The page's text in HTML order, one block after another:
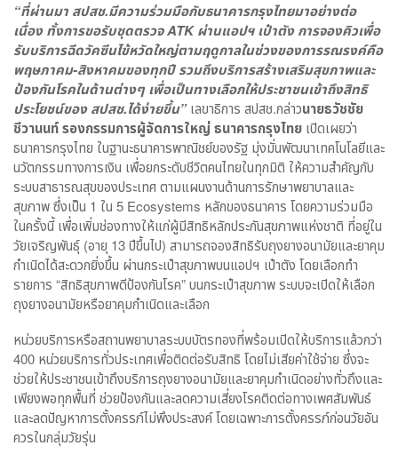
“ที่ผ่านมา สปสช.มีความร่วมมือกับธนาคารกรุงไทยมาอย่างต่อ
เนื่อง ทั้งการขอรับชุดตรวจ ATK ผ่านแอปฯ เป๋าตัง การจองคิวเพื่อ
รับบริการฉีดวัคซีนไข้หวัดใหญ่ตามฤดูกาลในช่วงของการรณรงค์คือ
พฤษภาคม-สิงหาคมของทุกปี รวมถึงบริการสร้างเสริมสุขภาพและ
ป้องกันโรคในด้านต่างๆ เพื่อเป็นทางเลือกให้ประชาชนเข้าถึงสิทธิ
ประโยชน์ของ สปสช.ได้ง่ายขึ้น”เลขาธิการ สปสช.กล่าวนายธวัชชัย
ชีวานนท์ รองกรรมการผู้จัดการใหญ่ ธนาคารกรุงไทย เปิดเผยว่า
ธนาคารกรุงไทย ในฐานะธนาคารพาณิชย์ของรัฐ มุ่งมั่นพัฒนาเทคโนโลยีและ
นวัตกรรมทางการเงิน เพื่อยกระดับชีวิตคนไทยในทุกมิติ ให้ความสำคัญกับ
ระบบสาธารณสุขของประเทศ ตามแผนงานด้านการรักษาพยาบาลและ
สุขภาพ ซึ่งเป็น 1 ใน 5 Ecosystems หลักของธนาคาร โดยความร่วมมือ
ในครั้งนี้ เพื่อเพิ่มช่องทางให้แก่ผู้มีสิทธิหลักประกันสุขภาพแห่งชาติ ที่อยู่ใน
วัยเจริญพันธุ์ (อายุ 13 ปีขึ้นไป) สามารถจองสิทธิรับถุงยางอนามัยและยาคุม
กำเนิดได้สะดวกยิ่งขึ้น ผ่านกระเป๋าสุขภาพบนแอปฯ เป๋าตัง โดยเลือกทำ
รายการ “สิทธิสุขภาพดีป้องกันโรค” บนกระเป๋าสุขภาพ ระบบจะเปิดให้เลือก
ถุงยางอนามัยหรือยาคุมกำเนิดและเลือก
หน่วยบริการหรือสถานพยาบาลระบบบัตรทองที่พร้อมเปิดให้บริการแล้วกว่า
400 หน่วยบริการทั่วประเทศเพื่อติดต่อรับสิทธิ โดยไม่เสียค่าใช้จ่าย ซึ่งจะ
ช่วยให้ประชาชนเข้าถึงบริการถุงยางอนามัยและยาคุมกำเนิดอย่างทั่วถึงและ
เพียงพอทุกพื้นที่ ช่วยป้องกันและลดความเสี่ยงโรคติดต่อทางเพศสัมพันธ์
และลดปัญหาการตั้งครรภ์ไม่พึงประสงค์ โดยเฉพาะการตั้งครรภ์ก่อนวัยอัน
ควรในกลุ่มวัยรุ่น